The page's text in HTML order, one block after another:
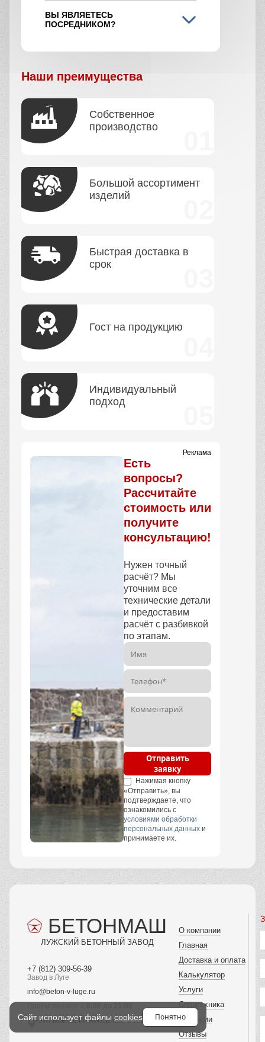
ВЫ ЯВЛЯЕТЕСЬ
ПОСРЕДНИКОМ?
Наши преимущества
Собственное
производство
Большой ассортимент
изделий
Быстрая доставка в
срок
Гост на продукцию
Индивидуальный
подход
Реклама
Есть
вопросы?
Рассчитайте
стоимость или
получите
консультацию!
Нужен точный
расчёт? Мы
уточним все
технические детали
и предоставим
расчёт с разбивкой
по этапам.
Отправить
заявку
Нажимая кнопку
«Отправить», вы
подтверждаете, что
ознакомились с
условиями обработки
персональных данных и
принимаете их.
БЕТОНМАШ
ЛУЖСКИЙ БЕТОННЫЙ ЗАВОД
+7 (812) 309-56-39
Завод в Луге
info@beton-v-luge.ru
Ул. Малая Инженерная, 2 К.6
О компании
Главная
Доставка и оплата
Калькулятор
Услуги
Спецтехника
Вакансии
Отзывы
Сайт использует файлы cookies Понятно